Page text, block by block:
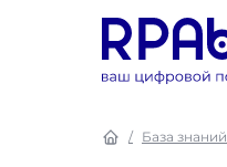
База знаний